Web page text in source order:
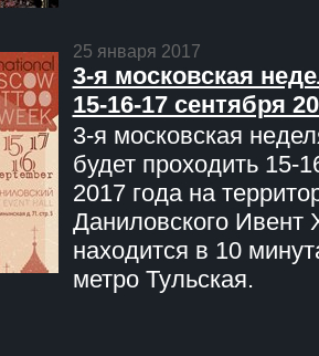
25 января 2017
3-я московская
15-16-17 сентября
3-я московская
будет проходить 15-
2017 года на
Даниловского Ивент
находится в 10
метро Тульская.